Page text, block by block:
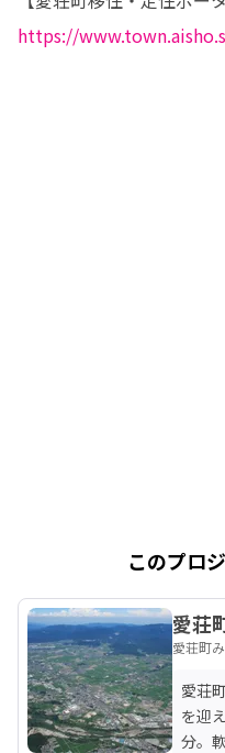
https://
このプロ
愛荘
愛荘町
愛荘
を迎
分。